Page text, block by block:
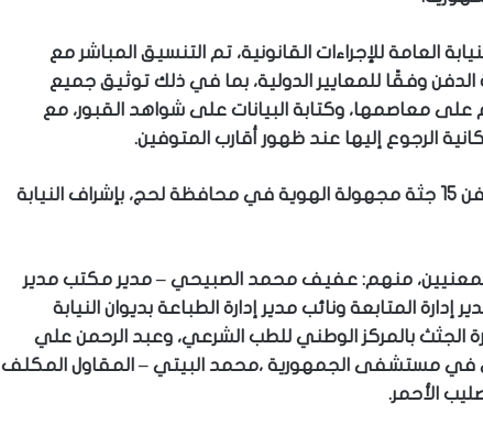
العامة للإجراءات القانونية، تم التنسيق المباشر مع
وفقًا للمعايير الدولية، بما في ذلك توثيق جميع
على معاصمها، وكتابة البيانات على شواهد القبور، مع
الرجوع إليها عند ظهور أقارب المتوفين.
يُذكر أن الأسبوع الماضي شهد عملية دفن 15 جثة مجهولة الهوية في محافظة لحج، بإشراف النيابة
منهم: عفيف محمد الصبيحي – مدير مكتب مدير
المتابعة ونائب مدير إدارة الطباعة بديوان النيابة
الجثث بالمركز الوطني للطب الشرعي، وعبد الرحمن علي
في مستشفى الجمهورية ،محمد البيتي – المقاول المكلف
الأحمر.